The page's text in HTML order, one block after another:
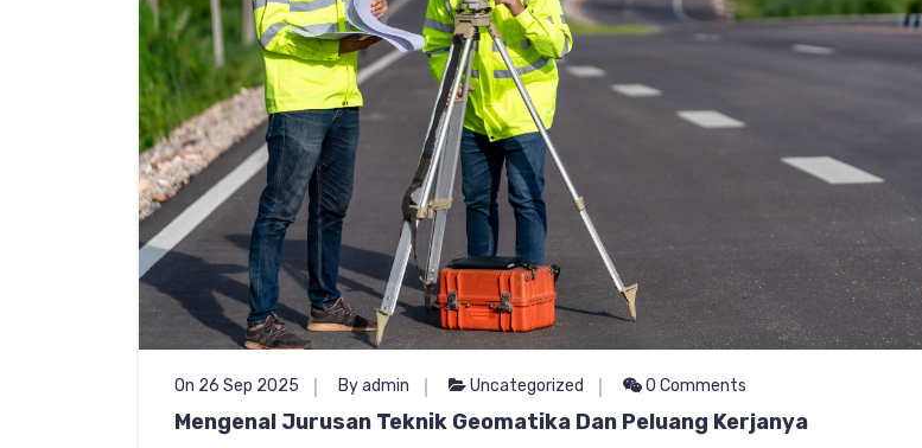
On 26 Sep 2025 By admin Uncategorized 0 Comments
Mengenal Jurusan Teknik Geomatika Dan Peluang Kerjanya